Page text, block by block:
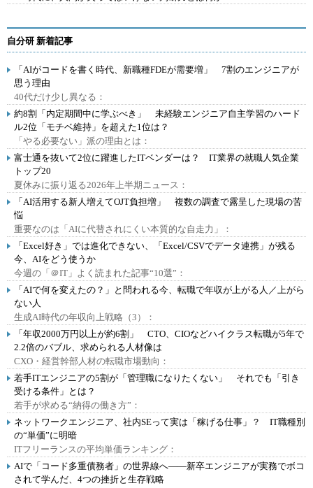
自分研 新着記事
「AIがコードを書く時代、新職種FDEが需要増」 7割のエンジニアが
思う理由
40代だけ少し異なる：
約8割「内定期間中に学ぶべき」 未経験エンジニア自主学習のハード
ル2位「モチベ維持」を超えた1位は？
「やる必要ない」派の理由とは：
富士通を抜いて2位に躍進したITベンダーは？ IT業界の就職人気企業
トップ20
夏休みに振り返る2026年上半期ニュース：
「AI活用する新人増えてOJT負担増」 複数の調査で露呈した現場の苦
悩
重要なのは「AIに代替されにくい本質的な自走力」：
「Excel好き」では進化できない、「Excel/CSVでデータ連携」が残る
今、AIをどう使うか
今週の「＠IT」よく読まれた記事“10選”：
「AIで何を変えたの？」と問われる今、転職で年収が上がる人／上がら
ない人
生成AI時代の年収向上戦略（3）：
「年収2000万円以上が約6割」 CTO、CIOなどハイクラス転職が5年で
2.2倍のバブル、求められる人材像は
CXO・経営幹部人材の転職市場動向：
若手ITエンジニアの5割が「管理職になりたくない」 それでも「引き
受ける条件」とは？
若手が求める“納得の働き方”：
ネットワークエンジニア、社内SEって実は「稼げる仕事」？ IT職種別
の“単価”に明暗
ITフリーランスの平均単価ランキング：
AIで「コード多重債務者」の世界線へ――新卒エンジニアが実務でボコ
されて学んだ、4つの挫折と生存戦略